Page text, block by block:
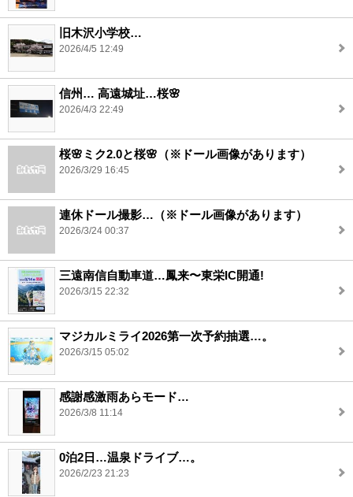
旧木沢小学校…
2026/4/5 12:49
信州… 高遠城址…桜🌸
2026/4/3 22:49
桜🌸ミク2.0と桜🌸（※ドール画像があります）
2026/3/29 16:45
連休ドール撮影…（※ドール画像があります）
2026/3/24 00:37
三遠南信自動車道…鳳来〜東栄IC開通!
2026/3/15 22:32
マジカルミライ2026第一次予約抽選…。
2026/3/15 05:02
感謝感激雨あらモード…
2026/3/8 11:14
0泊2日…温泉ドライブ…。
2026/2/23 21:23